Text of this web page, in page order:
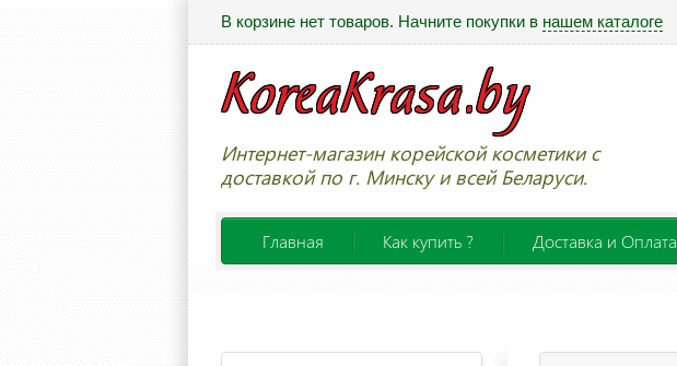
В корзине нет товаров. Начните покупки в нашем каталоге
Интернет-магазин корейской косметики с
доставкой по г. Минску и всей Беларуси.
Главная Как купить ? Доставка и Оплата